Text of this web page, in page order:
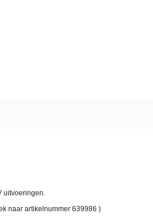
uitvoeringen.
naar artikelnummer 639986 )